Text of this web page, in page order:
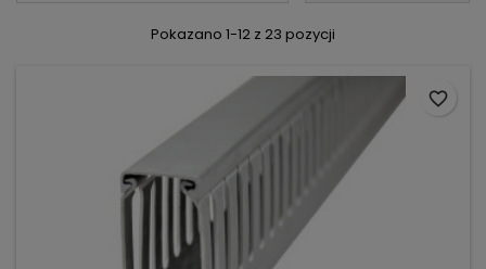
Pokazano 1-12 z 23 pozycji
favorite_border